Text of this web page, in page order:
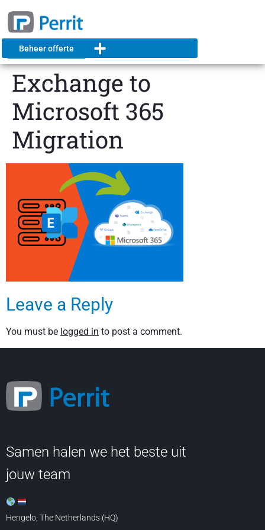
Beheer offerte
Exchange to
Microsoft 365
Migration
Leave a Reply
You must be logged in to post a comment.
Samen halen we het beste uit
jouw team
Hengelo, The Netherlands (HQ)